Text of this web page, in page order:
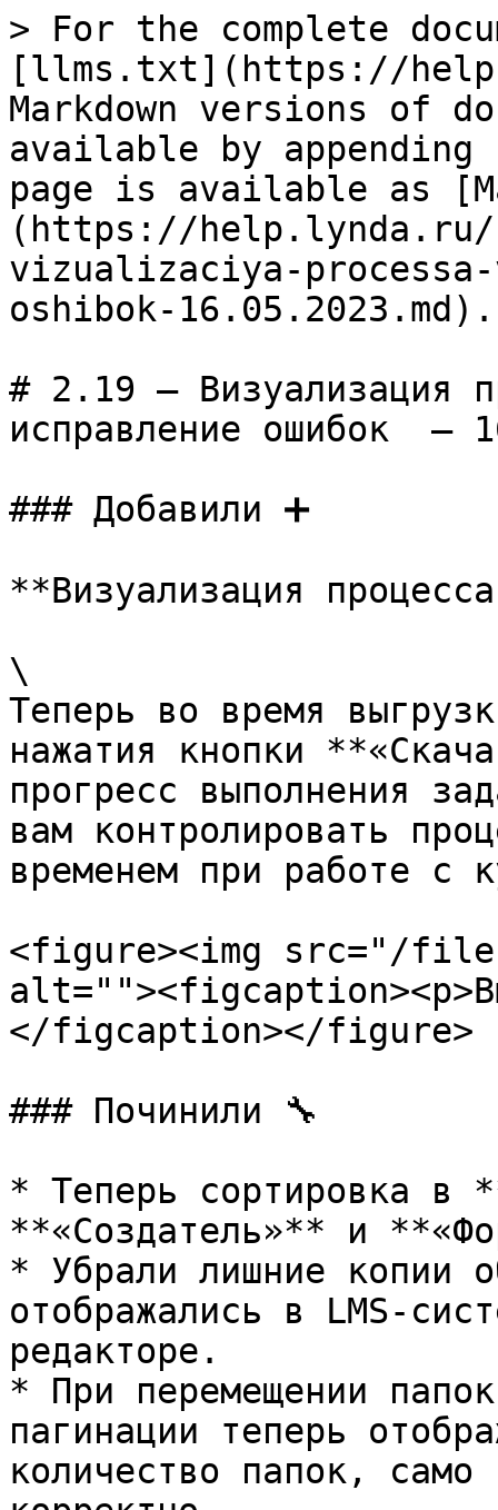
> For the complete
[llms.txt](https://
Markdown versions of
available by
page is available as
(https://help.lynda.ru/
vizualizaciya-
oshibok-16.05.2023.md).
# 2.19 – Визуализация
исправление ошибок  –
### Добавили ➕
**Визуализация
\
Теперь во время
нажатия кнопки
прогресс выполнения
вам контролировать
временем при работе с
<figure><img src="/files/
</figcaption></figure>
### Починили 🔧
* Теперь сортировка в
**«Создатель»** и
* Убрали лишние копии
отображались в LMS-
редакторе.
* При перемещении
пагинации теперь
количество папок, само